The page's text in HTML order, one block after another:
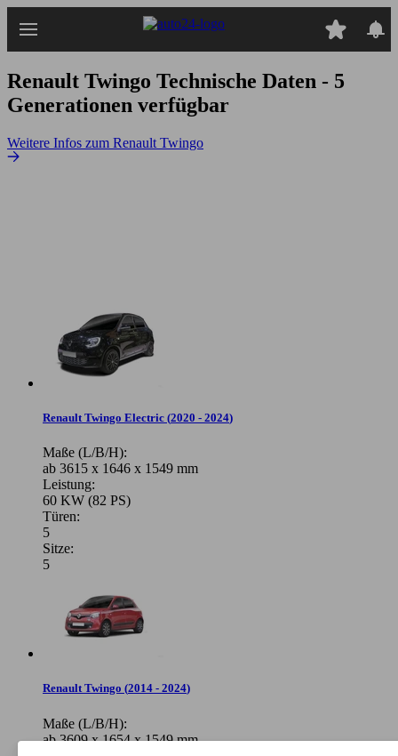
Hauptinhalt
Renault Twingo Technische Daten - 5
Generationen verfügbar
Weitere Infos zum Renault Twingo
Renault Twingo Electric (2020 - 2024)
Maße (L/B/H):
ab 3615 x 1646 x 1549 mm
Leistung:
60 KW (82 PS)
Türen:
5
Sitze:
5
Renault Twingo (2014 - 2024)
Maße (L/B/H):
ab 3609 x 1654 x 1549 mm